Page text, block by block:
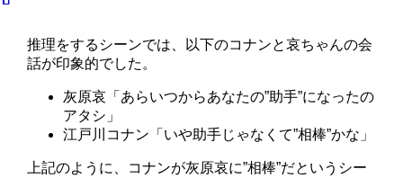
推理をするシーンでは、以下のコナンと哀ちゃんの会
話が印象的でした。
灰原哀「あらいつからあなたの”助手”になったの
アタシ」
江戸川コナン「いや助手じゃなくて”相棒”かな」
上記のように、コナンが灰原哀に”相棒”だというシー